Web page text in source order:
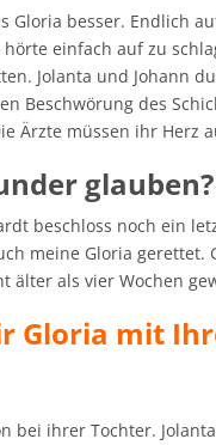
besser. Endlich
einfach auf zu
Jolanta und Johann
Beschwörung des
Ärzte müssen ihr Herz
glauben?
beschloss noch ein
meine Gloria
älter als vier Wochen
Gloria mit
ihrer Tochter.